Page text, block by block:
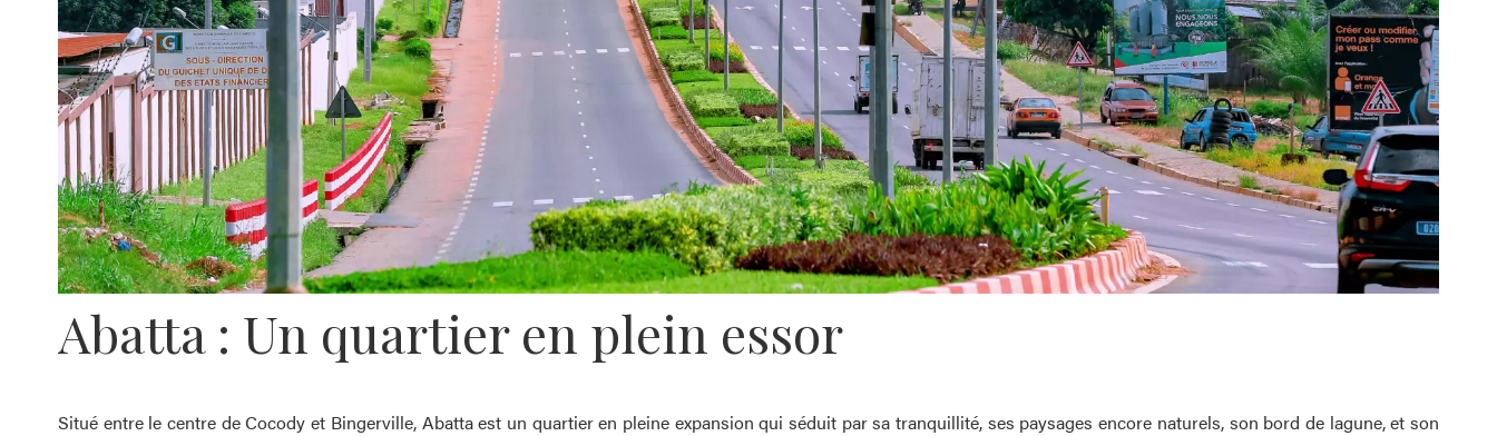
Abatta : Un quartier en plein essor
Situé entre le centre de Cocody et Bingerville, Abatta est un quartier en pleine expansion qui séduit par sa tranquillité, ses paysages encore naturels, son bord de lagune, et son